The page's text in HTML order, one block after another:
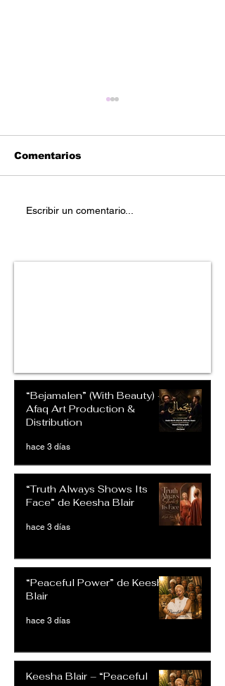
Reetoxa – “You
Comentarios
Escribir un comentario...
“Bejamalen” (With Beauty) –
Afaq Art Production &
Distribution
hace 3 días
“Truth Always Shows Its
Face” de Keesha Blair
hace 3 días
“Peaceful Power” de Keesha
Blair
hace 3 días
Keesha Blair – “Peaceful